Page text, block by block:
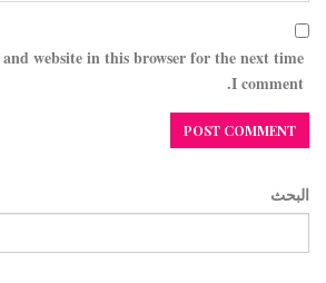
website in this browser for the next time
I comment.
البحث